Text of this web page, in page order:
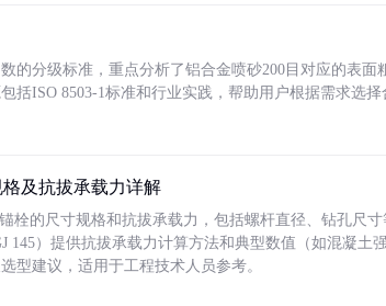
的分级标准，重点分析了铝合金喷砂200目对应的表面
括ISO 8503-1标准和行业实践，帮助用户根据需求选择
及抗拔承载力详解
栓的尺寸规格和抗拔承载力，包括螺杆直径、钻孔尺
145）提供抗拔承载力计算方法和典型数值（如混凝土
型建议，适用于工程技术人员参考。